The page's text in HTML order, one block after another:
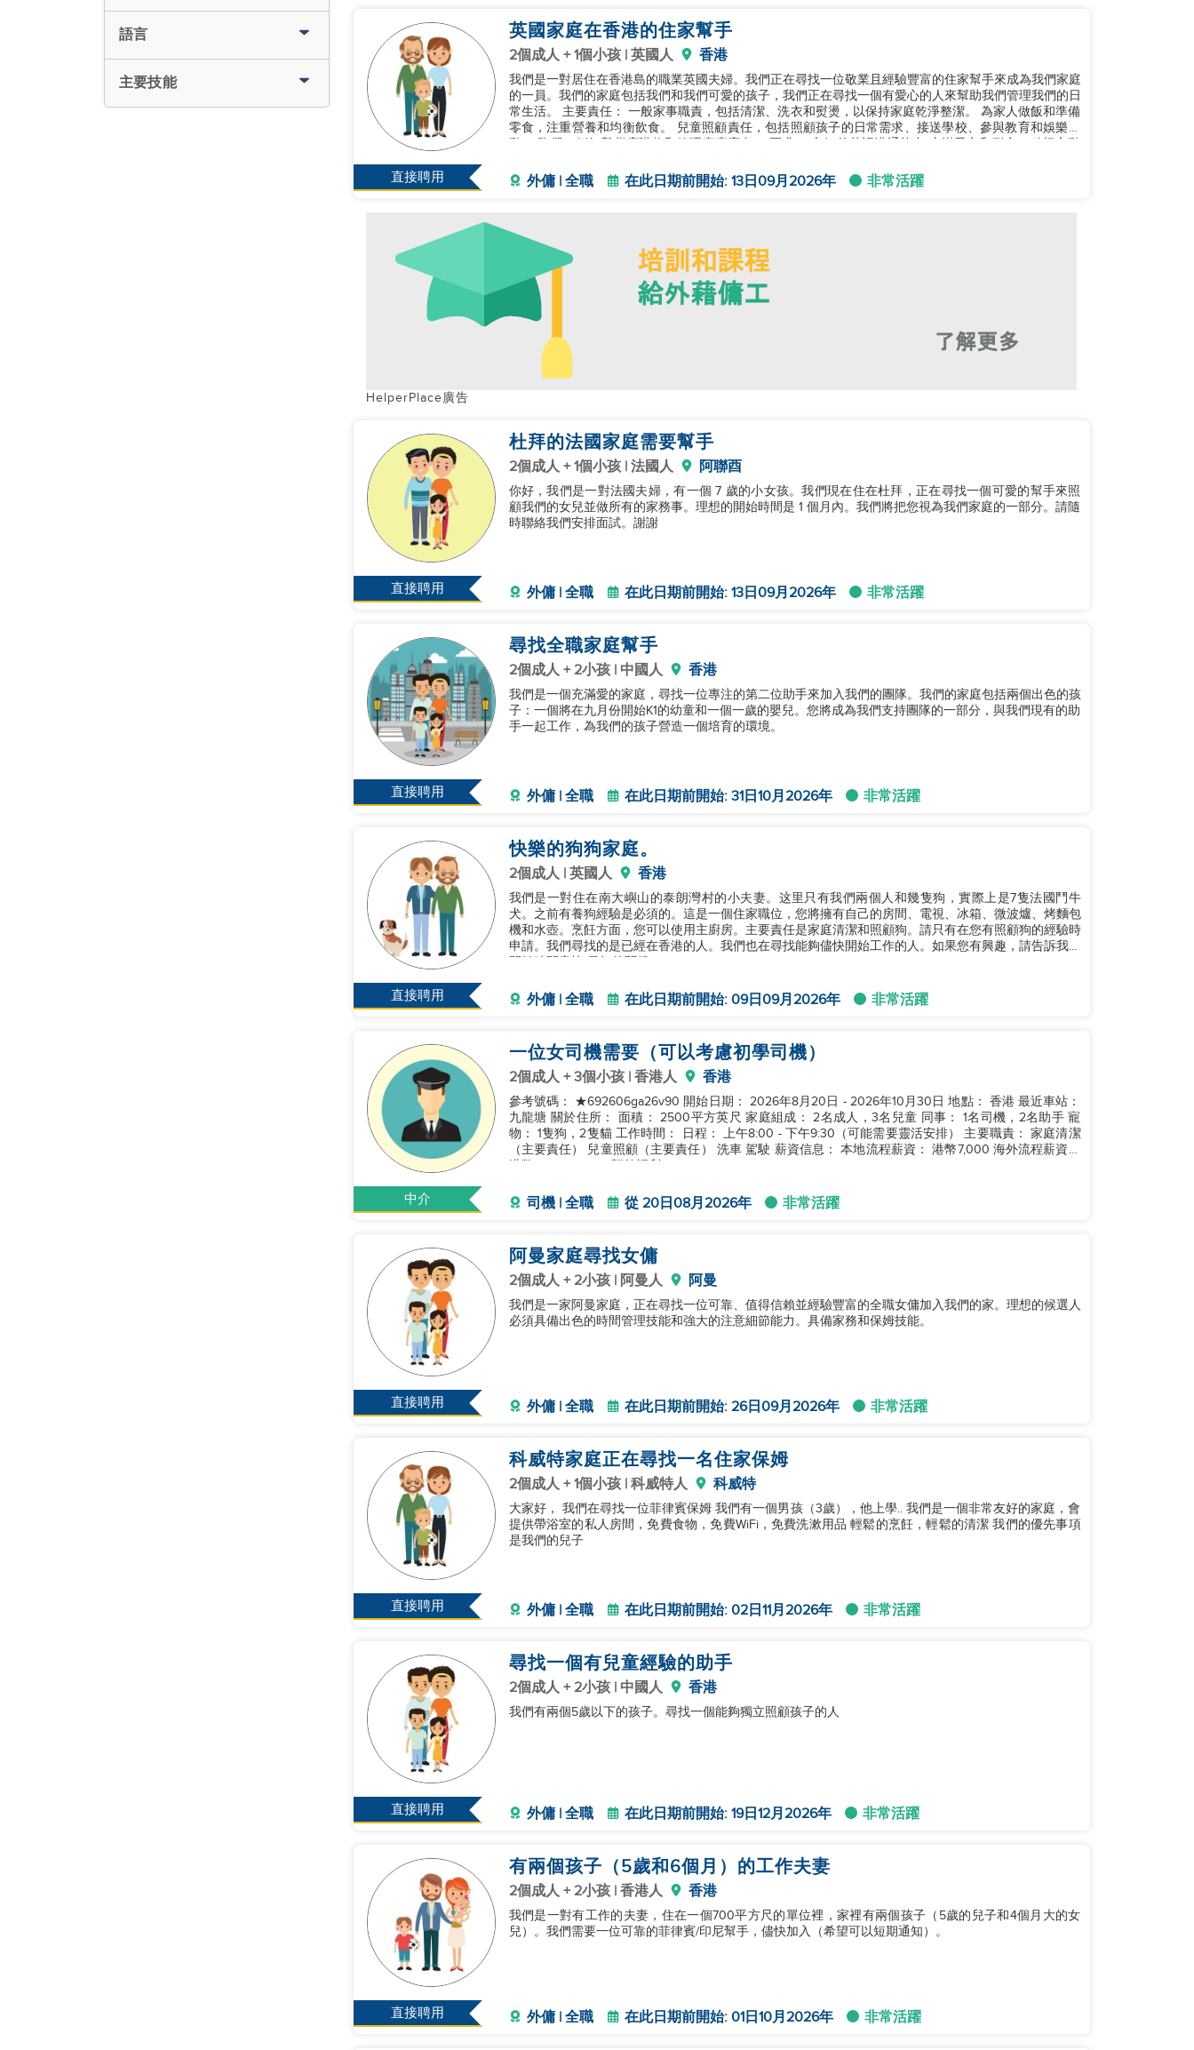
語言
主要技能
直接聘用
英國家庭在香港的住家幫手
2個成人 + 1個小孩 | 英國人 香港
我們是一對居住在香港島的職業英國夫婦。我們正在尋找一位敬業且經驗豐富的住家幫手來成為我們家庭
的一員。我們的家庭包括我們和我們可愛的孩子，我們正在尋找一個有愛心的人來幫助我們管理我們的日
常生活。 主要責任： 一般家事職責，包括清潔、洗衣和熨燙，以保持家庭乾淨整潔。 為家人做飯和準備
零食，注重營養和均衡飲食。 兒童照顧責任，包括照顧孩子的日常需求、接送學校、參與教育和娛樂活
外傭 | 全職 在此日期前開始: 13日09月2026年 非常活躍
HelperPlace廣告
直接聘用
杜拜的法國家庭需要幫手
2個成人 + 1個小孩 | 法國人 阿聯酉
你好，我們是一對法國夫婦，有一個 7 歲的小女孩。我們現在住在杜拜，正在尋找一個可愛的幫手來照
顧我們的女兒並做所有的家務事。理想的開始時間是 1 個月內。我們將把您視為我們家庭的一部分。請隨
時聯絡我們安排面試。謝謝
外傭 | 全職 在此日期前開始: 13日09月2026年 非常活躍
直接聘用
尋找全職家庭幫手
2個成人 + 2小孩 | 中國人 香港
我們是一個充滿愛的家庭，尋找一位專注的第二位助手來加入我們的團隊。我們的家庭包括兩個出色的孩
子：一個將在九月份開始K1的幼童和一個一歲的嬰兒。您將成為我們支持團隊的一部分，與我們現有的助
手一起工作，為我們的孩子營造一個培育的環境。
外傭 | 全職 在此日期前開始: 31日10月2026年 非常活躍
直接聘用
快樂的狗狗家庭。
2個成人 | 英國人 香港
我們是一對住在南大嶼山的泰朗灣村的小夫妻。这里只有我們兩個人和幾隻狗，實際上是7隻法國鬥牛
犬。之前有養狗經驗是必須的。這是一個住家職位，您將擁有自己的房間、電視、冰箱、微波爐、烤麵包
機和水壺。烹飪方面，您可以使用主廚房。主要責任是家庭清潔和照顧狗。請只有在您有照顧狗的經驗時
申請。我們尋找的是已經在香港的人。我們也在尋找能夠儘快開始工作的人。如果您有興趣，請告訴我。
外傭 | 全職 在此日期前開始: 09日09月2026年 非常活躍
中介
一位女司機需要（可以考慮初學司機）
2個成人 + 3個小孩 | 香港人 香港
參考號碼： ★692606ga26v90 開始日期： 2026年8月20日 - 2026年10月30日 地點： 香港 最近車站：
九龍塘 關於住所： 面積： 2500平方英尺 家庭組成： 2名成人，3名兒童 同事： 1名司機，2名助手 寵
物： 1隻狗，2隻貓 工作時間： 日程： 上午8:00 - 下午9:30（可能需要靈活安排） 主要職責： 家庭清潔
（主要責任） 兒童照顧（主要責任） 洗車 駕駛 薪資信息： 本地流程薪資： 港幣7,000 海外流程薪資：
司機 | 全職 從 20日08月2026年 非常活躍
直接聘用
阿曼家庭尋找女傭
2個成人 + 2小孩 | 阿曼人 阿曼
我們是一家阿曼家庭，正在尋找一位可靠、值得信賴並經驗豐富的全職女傭加入我們的家。理想的候選人
必須具備出色的時間管理技能和強大的注意細節能力。具備家務和保姆技能。
外傭 | 全職 在此日期前開始: 26日09月2026年 非常活躍
直接聘用
科威特家庭正在尋找一名住家保姆
2個成人 + 1個小孩 | 科威特人 科威特
大家好， 我們在尋找一位菲律賓保姆 我們有一個男孩（3歲），他上學.. 我們是一個非常友好的家庭，會
提供帶浴室的私人房間，免費食物，免費WiFi，免費洗漱用品 輕鬆的烹飪，輕鬆的清潔 我們的優先事項
是我們的兒子
外傭 | 全職 在此日期前開始: 02日11月2026年 非常活躍
直接聘用
尋找一個有兒童經驗的助手
2個成人 + 2小孩 | 中國人 香港
我們有兩個5歲以下的孩子。尋找一個能夠獨立照顧孩子的人
外傭 | 全職 在此日期前開始: 19日12月2026年 非常活躍
直接聘用
有兩個孩子（5歲和6個月）的工作夫妻
2個成人 + 2小孩 | 香港人 香港
我們是一對有工作的夫妻，住在一個700平方尺的單位裡，家裡有兩個孩子（5歲的兒子和4個月大的女
兒）。我們需要一位可靠的菲律賓/印尼幫手，儘快加入（希望可以短期通知）。
外傭 | 全職 在此日期前開始: 01日10月2026年 非常活躍